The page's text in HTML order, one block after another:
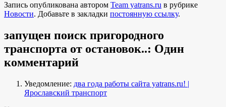
Запись опубликована автором Team yatrans.ru в рубрике
Новости. Добавьте в закладки постоянную ссылку.
запущен поиск пригородного
транспорта от остановок..: Один
комментарий
Уведомление: два года работы сайта yatrans.ru! |
Ярославский транспорт